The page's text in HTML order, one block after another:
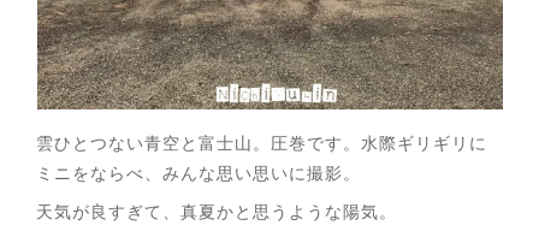
雲ひとつない青空と富士山。圧巻です。水際ギリギリに
ミニをならべ、みんな思い思いに撮影。
天気が良すぎて、真夏かと思うような陽気。